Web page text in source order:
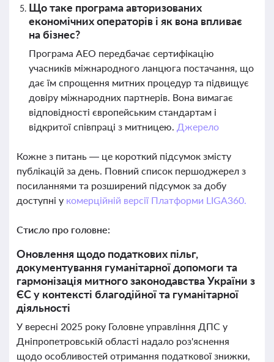
Що таке програма авторизованих
економічних операторів і як вона впливає
на бізнес?
Програма АЕО передбачає сертифікацію
учасників міжнародного ланцюга постачання, що
дає їм спрощення митних процедур та підвищує
довіру міжнародних партнерів. Вона вимагає
відповідності європейським стандартам і
відкритої співпраці з митницею. Джерело
Кожне з питань — це короткий підсумок змісту
публікацій за день. Повний список першоджерел з
посиланнями та розширений підсумок за добу
доступні у комерційній версії Платформи LIGA360.
Стисло про головне:
Оновлення щодо податкових пільг,
документування гуманітарної допомоги та
гармонізація митного законодавства України з
ЄС у контексті благодійної та гуманітарної
діяльності
У вересні 2025 року Головне управління ДПС у
Дніпропетровській області надало роз'яснення
щодо особливостей отримання податкової знижки,